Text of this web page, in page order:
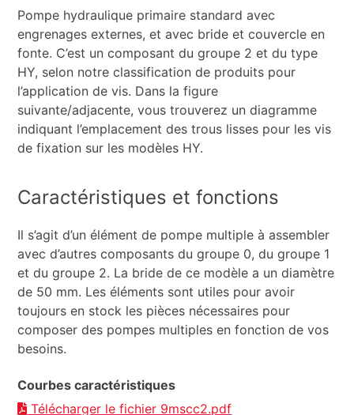
Pompe hydraulique primaire standard avec
engrenages externes, et avec bride et couvercle en
fonte. C’est un composant du groupe 2 et du type
HY, selon notre classification de produits pour
l’application de vis. Dans la figure
suivante/adjacente, vous trouverez un diagramme
indiquant l’emplacement des trous lisses pour les vis
de fixation sur les modèles HY.
Caractéristiques et fonctions
Il s’agit d’un élément de pompe multiple à assembler
avec d’autres composants du groupe 0, du groupe 1
et du groupe 2. La bride de ce modèle a un diamètre
de 50 mm. Les éléments sont utiles pour avoir
toujours en stock les pièces nécessaires pour
composer des pompes multiples en fonction de vos
besoins.
Courbes caractéristiques
Télécharger le fichier 9mscc2.pdf